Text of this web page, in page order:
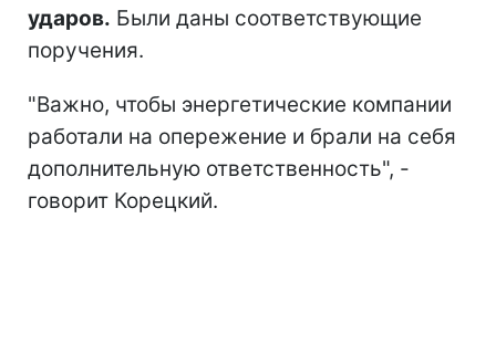
ударов. Были даны соответствующие
поручения.
"Важно, чтобы энергетические компании
работали на опережение и брали на себя
дополнительную ответственность", -
говорит Корецкий.